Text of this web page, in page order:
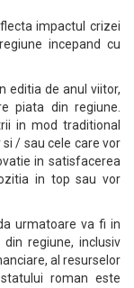
impactul crizei
incepand cu
editia de anul viitor,
piata din regiune.
in mod traditional
/ sau cele care vor
in satisfacerea
in top sau vor
urmatoare va fi in
regiune, inclusiv
al resurselor
roman este